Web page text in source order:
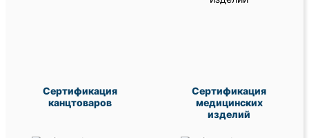
Сертификация
канцтоваров
Сертификация
медицинских
изделий